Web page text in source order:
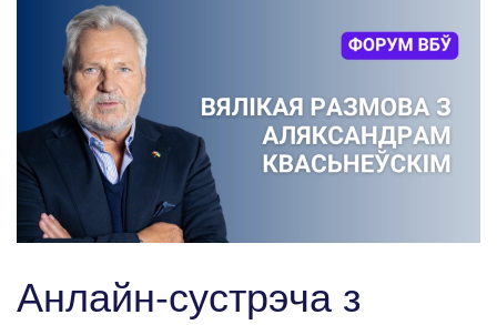
Анлайн-сустрэча з